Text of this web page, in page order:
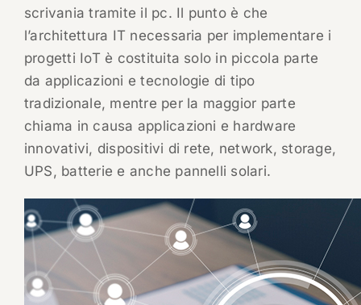
scrivania tramite il pc. Il punto è che
l’architettura IT necessaria per implementare i
progetti IoT è costituita solo in piccola parte
da applicazioni e tecnologie di tipo
tradizionale, mentre per la maggior parte
chiama in causa applicazioni e hardware
innovativi, dispositivi di rete, network, storage,
UPS, batterie e anche pannelli solari.